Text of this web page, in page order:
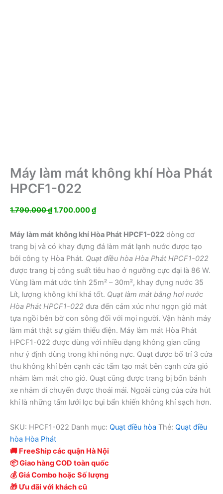
Máy làm mát không khí Hòa Phát
HPCF1-022
1.790.000₫Giá
là:
1.790.000 ₫.
1.700.000₫Giá
tại
là:
1.700.000 ₫.
Máy làm mát không khí Hòa Phát HPCF1-022 dòng cơ
trang bị và có khay đựng đá làm mát lạnh nước được tạo
bởi công ty Hòa Phát. Quạt điều hòa Hòa Phát HPCF1-022
được trang bị công suất tiêu hao ở ngưỡng cực đại là 86 W.
Vùng làm mát ước tính 25m² – 30m², khay đựng nước 35
Lít, lượng không khí khá tốt. Quạt làm mát bằng hơi nước
Hòa Phát HPCF1-022 đưa đến cảm xúc như ngọn gió mát
tựa ngồi bên bờ con sông đối với mọi người. Vận hành máy
làm mát thật sự giảm thiểu điện. Máy làm mát Hòa Phát
HPCF1-022 được dùng với nhiều dạng không gian cũng
như ý định dùng trong khi nóng nực. Quạt được bố trí 3 cửa
thu không khí bên cạnh các tấm tạo mát bên cạnh cửa gió
nhằm làm mát cho gió. Quạt cũng được trang bị bốn bánh
xe nhằm di chuyển được thoải mái. Ngoài cùng của cửa hút
khí là những tấm lưới lọc bụi bẩn khiến không khí sạch hơn.
SKU: HPCF1-022 Danh mục: Quạt điều hòa Thẻ: Quạt điều
hòa Hòa Phát
🚚 FreeShip các quận Hà Nội
📦 Giao hàng COD toàn quốc
💰 Giá Combo hoặc Số lượng
🎁 Ưu đãi với khách cũ